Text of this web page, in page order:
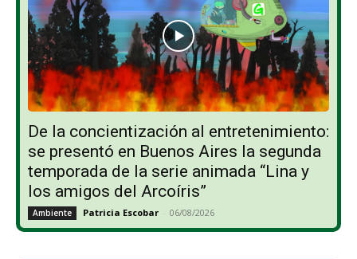
De la concientización al entretenimiento:
se presentó en Buenos Aires la segunda
temporada de la serie animada “Lina y
los amigos del Arcoíris”
Ambiente Patricia Escobar - 06/08/2026